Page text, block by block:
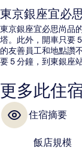
東京銀座宜必
東京銀座宜必思尚品
塔。此外，開車只要
的友善員工和地點讚
要 5 分鐘，到東銀座
更多此住
住宿摘要
飯店規模